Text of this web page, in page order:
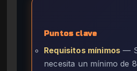
Puntos clave
Requisitos mínimos —
necesita un mínimo de